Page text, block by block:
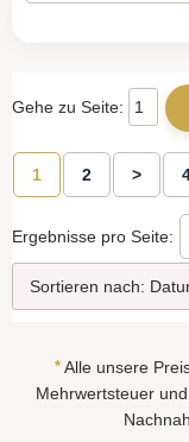
Gehe zu Seite:
1 2 >
Ergebnisse pro Seite:
* Alle unsere
Mehrwertsteuer